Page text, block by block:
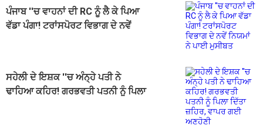
ਪੰਜਾਬ ''ਚ ਵਾਹਨਾਂ ਦੀ RC ਨੂੰ ਲੈ ਕੇ ਪਿਆ
ਵੱਡਾ ਪੰਗਾ! ਟਰਾਂਸਪੋਰਟ ਵਿਭਾਗ ਦੇ ਨਵੇਂ
ਸਹੇਲੀ ਦੇ ਇਸ਼ਕ ''ਚ ਅੰਨ੍ਹੇ ਪਤੀ ਨੇ
ਢਾਹਿਆ ਕਹਿਰ! ਗਰਭਵਤੀ ਪਤਨੀ ਨੂੰ ਪਿਲਾ